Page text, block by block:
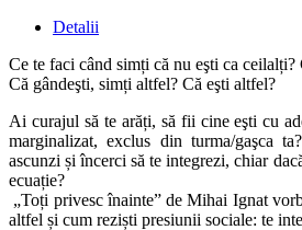
Detalii
Ce te faci când simți că nu eşti ca ceilalți?
Că gândeşti, simți altfel? Că eşti altfel?
Ai curajul să te arăți, să fii cine eşti cu
marginalizat, exclus din turma/gaşca
ascunzi și încerci să te integrezi, chiar
ecuație?
„Toți privesc înainte” de Mihai Ignat
altfel și cum reziști presiunii sociale: te